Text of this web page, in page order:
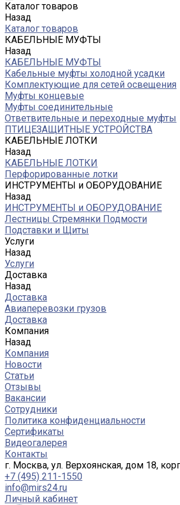
Каталог товаров
Назад
Каталог товаров
КАБЕЛЬНЫЕ МУФТЫ
Назад
КАБЕЛЬНЫЕ МУФТЫ
Кабельные муфты холодной усадки
Комплектующие для сетей освещения
Муфты концевые
Муфты соединительные
Ответвительные и переходные муфты
ПТИЦЕЗАЩИТНЫЕ УСТРОЙСТВА
КАБЕЛЬНЫЕ ЛОТКИ
Назад
КАБЕЛЬНЫЕ ЛОТКИ
Перфорированные лотки
ИНСТРУМЕНТЫ и ОБОРУДОВАНИЕ
Назад
ИНСТРУМЕНТЫ и ОБОРУДОВАНИЕ
Лестницы Стремянки Подмости
Подставки и Щиты
Услуги
Назад
Услуги
Доставка
Назад
Доставка
Авиаперевозки грузов
Доставка
Компания
Назад
Компания
Новости
Статьи
Отзывы
Вакансии
Сотрудники
Политика конфиденциальности
Сертификаты
Видеогалерея
Контакты
г. Москва, ул. Верхоянская, дом 18,
+7 (495) 211-1550
info@mirs24.ru
Личный кабинет